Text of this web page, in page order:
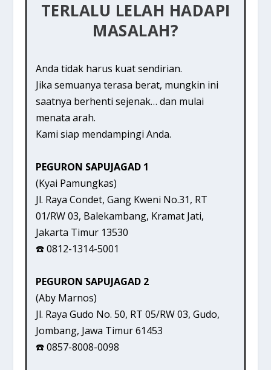
TERLALU LELAH HADAPI
MASALAH?
Anda tidak harus kuat sendirian.
Jika semuanya terasa berat, mungkin ini
saatnya berhenti sejenak… dan mulai
menata arah.
Kami siap mendampingi Anda.
PEGURON SAPUJAGAD 1
(Kyai Pamungkas)
Jl. Raya Condet, Gang Kweni No.31, RT
01/RW 03, Balekambang, Kramat Jati,
Jakarta Timur 13530
☎️ 0812-1314-5001
PEGURON SAPUJAGAD 2
(Aby Marnos)
Jl. Raya Gudo No. 50, RT 05/RW 03, Gudo,
Jombang, Jawa Timur 61453
☎️ 0857-8008-0098